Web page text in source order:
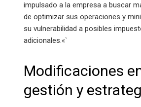
impulsado a la empresa a buscar
de optimizar sus operaciones y
su vulnerabilidad a posibles
adicionales.«`
Modificaciones
gestión y